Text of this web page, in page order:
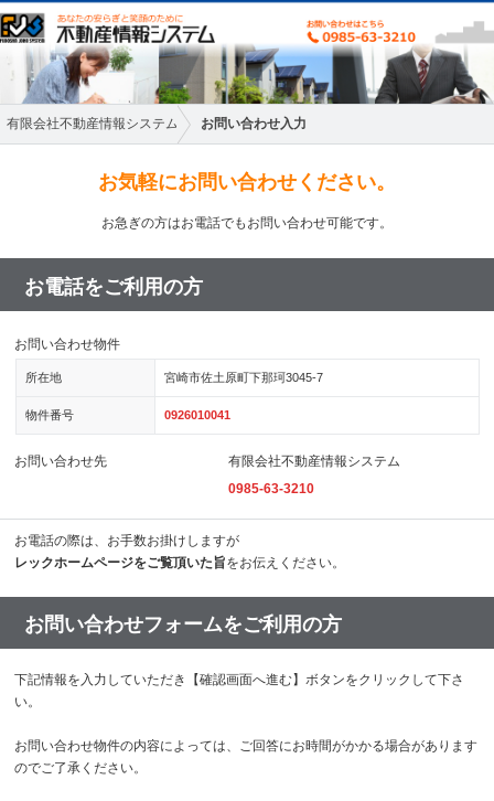
有限会社不動産情報システム お問い合わせ入力
お気軽にお問い合わせください。
お急ぎの方はお電話でもお問い合わせ可能です。
お電話をご利用の方
お問い合わせ物件
所在地 宮崎市佐土原町下那珂3045-7
物件番号 0926010041
お問い合わせ先
有限会社不動産情報システム
0985-63-3210
お電話の際は、お手数お掛けしますが
レックホームページをご覧頂いた旨をお伝えください。
お問い合わせフォームをご利用の方
下記情報を入力していただき【確認画面へ進む】ボタンをクリックして下さ
い。
お問い合わせ物件の内容によっては、ご回答にお時間がかかる場合があります
のでご了承ください。